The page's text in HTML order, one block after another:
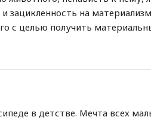
зацикленность на
с целью получить
в детстве. Мечта всех